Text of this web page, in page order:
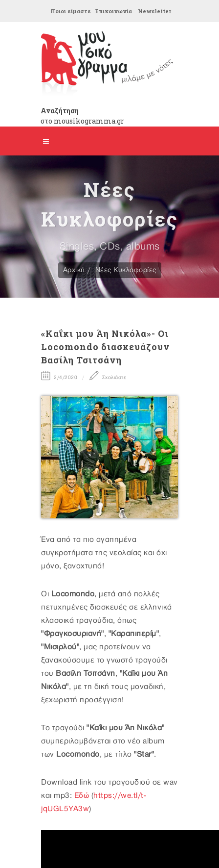
Ποιοι είμαστε Επικοινωνία Newsletter
Αναζήτηση
στο mousikogramma.gr
Νέες
Κυκλοφορίες
Singles, CDs, albums
Αρχική Νέες Κυκλοφορίες
«Καΐκι μου Άη Νικόλα»- Οι
Locomondo διασκευάζουν
Βασίλη Τσιτσάνη
2/4/2020 Σχολιάστε
Ένα από τα πιο αγαπημένα
συγκροτήματα της νεολαίας και όχι
μόνο, ξαναχτυπά!
Οι Locomondo, μετά από πολλές
πετυχημένες διασκευές σε ελληνικά
κλασσικά τραγούδια, όπως
"Φραγκοσυριανή", "Καραπιπερίμ",
"Μισιρλού", μας προτείνουν να
ξανακούσουμε το γνωστό τραγούδι
του Βασίλη Τσιτσάνη, "Καΐκι μου Άη
Νικόλα", με τη δική τους μοναδική,
ξεχωριστή προσέγγιση!
Το τραγούδι "Καΐκι μου Άη Νικόλα"
συμπεριλαμβάνεται στο νέο album
των Locomondo, με τίτλο "Star".
Download link του τραγουδιού σε wav
και mp3: Εδώ (https://we.tl/t-
jqUGL5YA3w)